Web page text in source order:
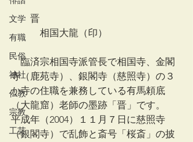
文学
有職
民俗
神社
仏教
宗教
工芸
晋
相国大龍（印）
臨済宗相国寺派管長で相国寺、金閣
寺（鹿苑寺）、銀閣寺（慈照寺）の３
か寺の住職を兼務している有馬頼底
（大龍窟）老師の墨跡「晋」です。
平成年（2004）１１月７日に慈照寺
（銀閣寺）で乱飾と斎号「桜斎」の披